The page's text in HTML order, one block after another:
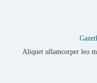
Aliquet ullamcorper leo